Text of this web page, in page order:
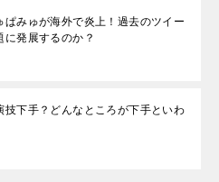
ぱみゅが海外で炎上！過去のツイー
に発展するのか？
技下手？どんなところが下手といわ